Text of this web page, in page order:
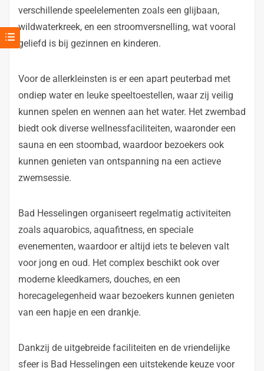
verschillende speelelementen zoals een glijbaan,
wildwaterkreek, en een stroomversnelling, wat vooral
geliefd is bij gezinnen en kinderen.
Voor de allerkleinsten is er een apart peuterbad met
ondiep water en leuke speeltoestellen, waar zij veilig
kunnen spelen en wennen aan het water. Het zwembad
biedt ook diverse wellnessfaciliteiten, waaronder een
sauna en een stoombad, waardoor bezoekers ook
kunnen genieten van ontspanning na een actieve
zwemsessie.
Bad Hesselingen organiseert regelmatig activiteiten
zoals aquarobics, aquafitness, en speciale
evenementen, waardoor er altijd iets te beleven valt
voor jong en oud. Het complex beschikt ook over
moderne kleedkamers, douches, en een
horecagelegenheid waar bezoekers kunnen genieten
van een hapje en een drankje.
Dankzij de uitgebreide faciliteiten en de vriendelijke
sfeer is Bad Hesselingen een uitstekende keuze voor